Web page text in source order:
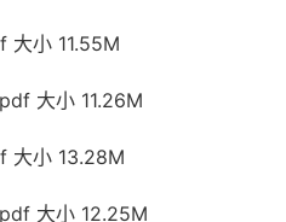
大小 11.55M
大小 11.26M
大小 13.28M
大小 12.25M